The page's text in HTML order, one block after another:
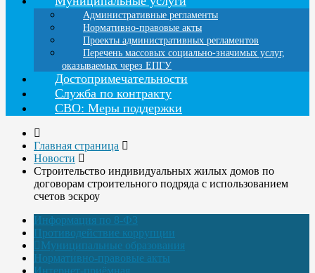
Административные регламенты
Нормативно-правовые акты
Проекты административных регламентов
Перечень массовых социально-значимых услуг,
оказываемых через ЕПГУ
Достопримечательности
Служба по контракту
СВО: Меры поддержки
Главная страница
Новости
Строительство индивидуальных жилых домов по
договорам строительного подряда с использованием
счетов эскроу
Информация по 8-ФЗ
Противодействие коррупции
Муниципальные образования
Нормативно-правовые акты
Интернет-приёмная